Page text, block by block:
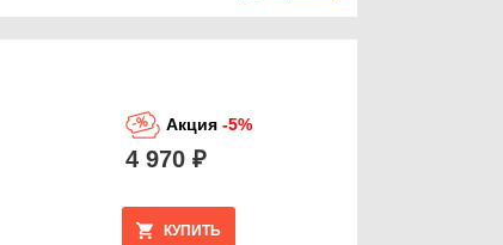
КУПИТЬ
Акция -5%
4 970 ₽